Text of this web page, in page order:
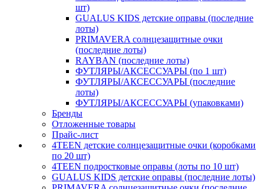
шт)
GUALUS KIDS детские оправы (последние
лоты)
PRIMAVERA солнцезащитные очки
(последние лоты)
RAYBAN (последние лоты)
ФУТЛЯРЫ/АКСЕССУАРЫ (по 1 шт)
ФУТЛЯРЫ/АКСЕССУАРЫ (последние
лоты)
ФУТЛЯРЫ/АКСЕССУАРЫ (упаковками)
Бренды
Отложенные товары
Прайс-лист
4TEEN детские солнцезащитные очки (коробками
по 20 шт)
4TEEN подростковые оправы (лоты по 10 шт)
GUALUS KIDS детские оправы (последние лоты)